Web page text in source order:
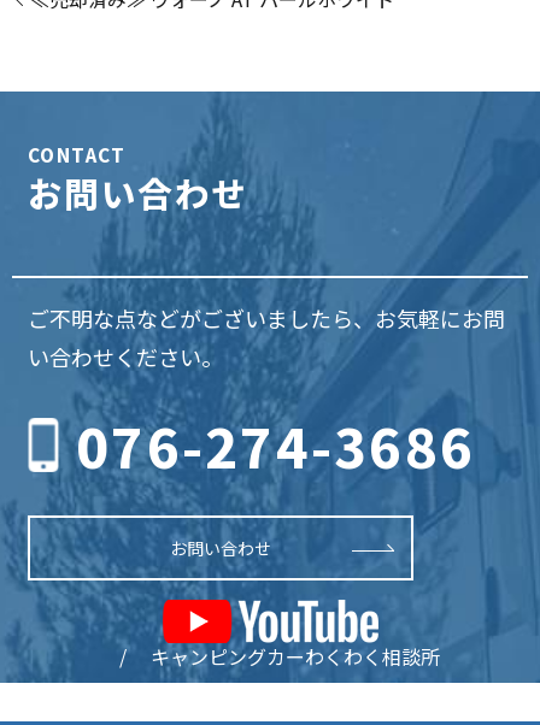
CONTACT
お問い合わせ
ご不明な点などがございましたら、お気軽にお問
い合わせください。
076-274-3686
お問い合わせ
/ キャンピングカーわくわく相談所